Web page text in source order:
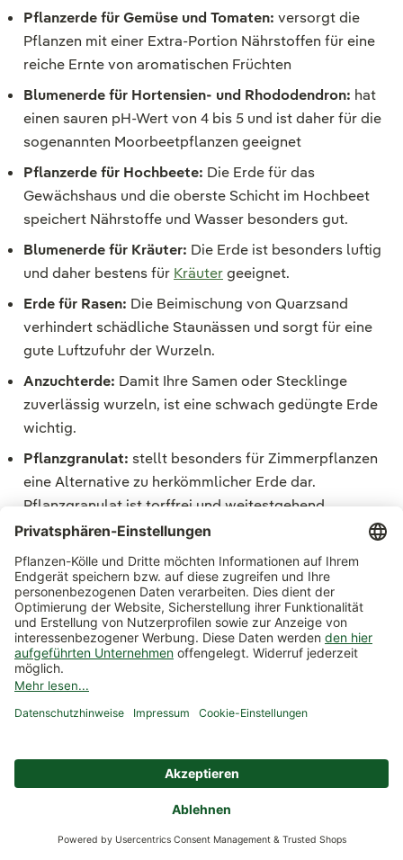
Pflanzerde für Gemüse und Tomaten: versorgt die
Pflanzen mit einer Extra-Portion Nährstoffen für eine
reiche Ernte von aromatischen Früchten
Blumenerde für Hortensien- und Rhododendron: hat
einen sauren pH-Wert von 4 bis 5 und ist daher für die
sogenannten Moorbeetpflanzen geeignet
Pflanzerde für Hochbeete: Die Erde für das
Gewächshaus und die oberste Schicht im Hochbeet
speichert Nährstoffe und Wasser besonders gut.
Blumenerde für Kräuter: Die Erde ist besonders luftig
und daher bestens für Kräutergeeignet.
Erde für Rasen: Die Beimischung von Quarzsand
verhindert schädliche Staunässen und sorgt für eine
gute Luftzufuhr der Wurzeln.
Anzuchterde: Damit Ihre Samen oder Stecklinge
zuverlässig wurzeln, ist eine schwach gedüngte Erde
wichtig.
Pflanzgranulat: stellt besonders für Zimmerpflanzen
eine Alternative zu herkömmlicher Erde dar.
Pflanzgranulat ist torffrei und weitestgehend
trauermückenfrei. Die bekanntesten mineralischen
Substrate sind Lechuza-Pon, Seramis Pflanzgranulat
undTongranulat .
Torffreie vs. torfhaltige Blumenerde
Torf ist für Pflanzen ideal. Er ist
Kölles Beste Pflanzerde verfügt über 49 % Torf.
deshalb entscheidend für das Erreichen der Klimaziele. In
dentorffreien Erdenübernehmen andere Hilfsstoffe die
pflanzenwichtigen Funktionen. Die Kölle-Bio-Erden
arbeiten unter anderem mitKokosmark, Holzfasern und